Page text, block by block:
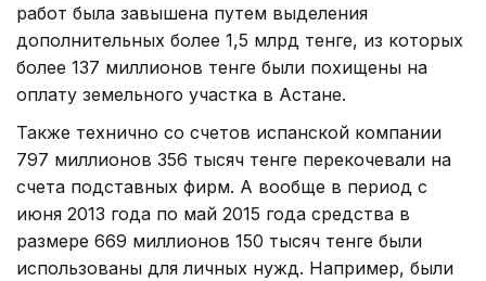
работ была завышена путем выделения
дополнительных более 1,5 млрд тенге, из которых
более 137 миллионов тенге были похищены на
оплату земельного участка в Астане.
Также технично со счетов испанской компании
797 миллионов 356 тысяч тенге перекочевали на
счета подставных фирм. А вообще в период с
июня 2013 года по май 2015 года средства в
размере 669 миллионов 150 тысяч тенге были
использованы для личных нужд. Например, были